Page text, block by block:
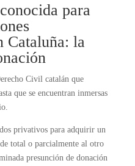
para
Cataluña: la
Civil catalán que
que se encuentran inmersas
privativos para adquirir un
total o parcialmente al otro
presunción de donación